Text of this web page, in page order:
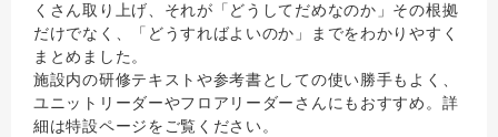
くさん取り上げ、それが「どうしてだめなのか」その根拠
だけでなく、「どうすればよいのか」までをわかりやすく
まとめました。
施設内の研修テキストや参考書としての使い勝手もよく、
ユニットリーダーやフロアリーダーさんにもおすすめ。詳
細は特設ページをご覧ください。